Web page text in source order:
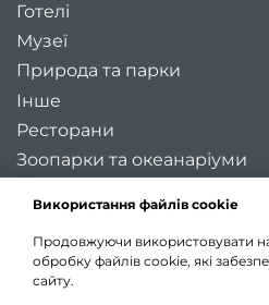
Використання файлів cookie
Продовжуючи використовувати
обробку файлів cookie, які
сайту.
Готелі
Музеї
Природа та парки
Інше
Ресторани
Зоопарки та океанаріуми
Регіони України
Туристичні міста України
Карта України